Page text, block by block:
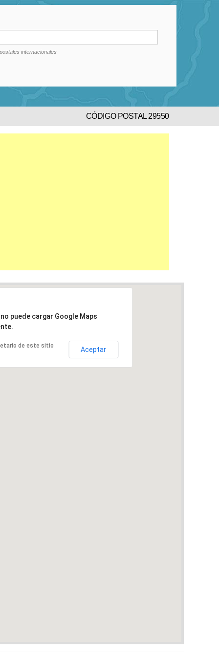
internacionales
CÓDIGO POSTAL 29550
puede cargar Google Maps
de este sitio Aceptar